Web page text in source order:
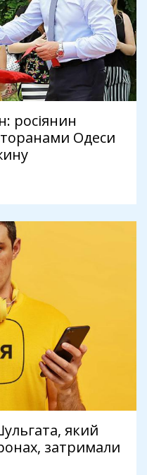
росіянин
Одеси
який
затримали